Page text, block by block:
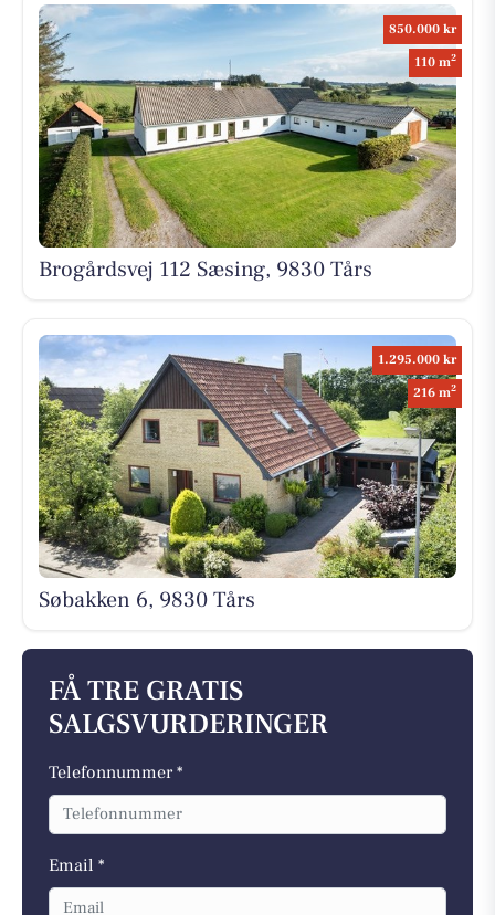
850.000 kr
110 m2
Brogårdsvej 112 Sæsing, 9830 Tårs
1.295.000 kr
216 m2
Søbakken 6, 9830 Tårs
FÅ TRE GRATIS
SALGSVURDERINGER
Telefonnummer *
Email *